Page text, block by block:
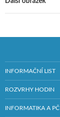
INFORMAČNÍ LIST
ROZVRHY HODIN
INFORMATIKA A PČ